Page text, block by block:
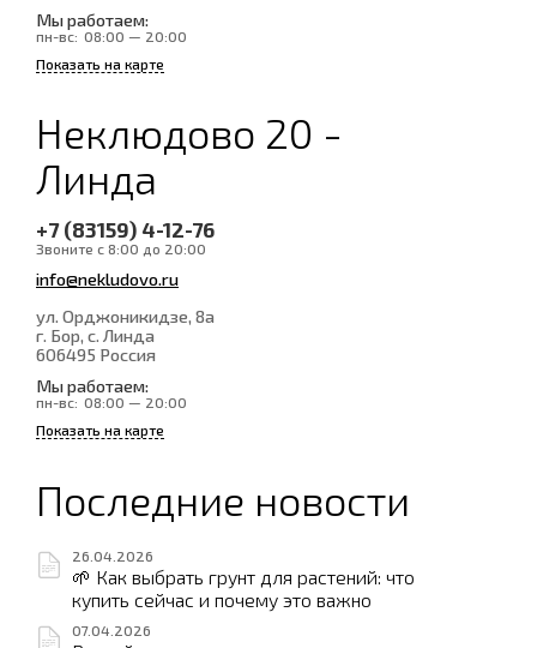
Мы работаем:
пн-вс: 08:00 — 20:00
Показать на карте
Неклюдово 20 -
Линда
+7 (83159) 4-12-76
Звоните с 8:00 до 20:00
info@nekludovo.ru
ул. Орджоникидзе, 8а
г. Бор, с. Линда
606495 Россия
Мы работаем:
пн-вс: 08:00 — 20:00
Показать на карте
Последние новости
26.04.2026
🌱 Как выбрать грунт для растений: что
купить сейчас и почему это важно
07.04.2026